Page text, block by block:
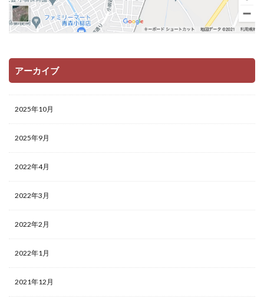
アーカイブ
2025年10月
2025年9月
2022年4月
2022年3月
2022年2月
2022年1月
2021年12月